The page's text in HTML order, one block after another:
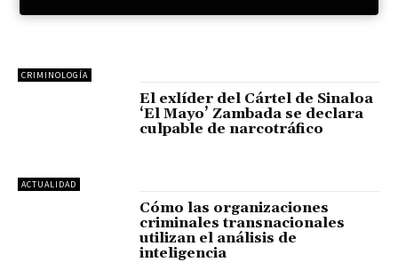
CRIMINOLOGÍA
ACTUALIDAD
El exlíder del Cártel de Sinaloa
‘El Mayo’ Zambada se declara
culpable de narcotráfico
Cómo las organizaciones
criminales transnacionales
utilizan el análisis de
inteligencia